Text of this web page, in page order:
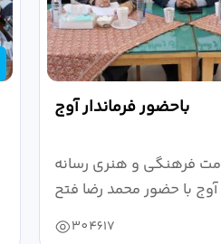
باحضور فرماندار آوج
فرهنگی و هنری رسانه
با حضور محمد رضا فتح
304617